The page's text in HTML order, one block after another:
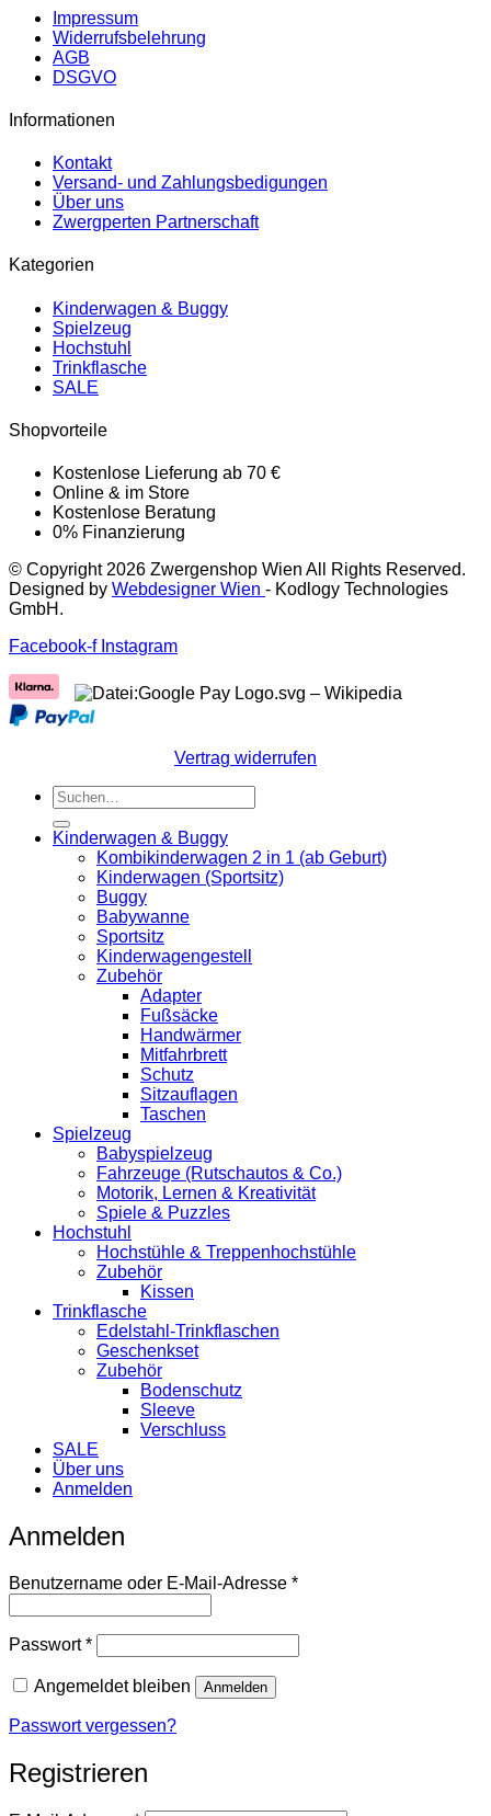
Impressum
Widerrufsbelehrung
AGB
DSGVO
Informationen
Kontakt
Versand- und Zahlungsbedigungen
Über uns
Zwergperten Partnerschaft
Kategorien
Kinderwagen & Buggy
Spielzeug
Hochstuhl
Trinkflasche
SALE
Shopvorteile
Kostenlose Lieferung ab 70 €
Online & im Store
Kostenlose Beratung
0% Finanzierung
© Copyright 2026 Zwergenshop Wien All Rights Reserved.
Designed by Webdesigner Wien - Kodlogy Technologies
GmbH.
Facebook-f Instagram
Vertrag widerrufen
Suchen
nach:
Kinderwagen & Buggy
Kombikinderwagen 2 in 1 (ab Geburt)
Kinderwagen (Sportsitz)
Buggy
Babywanne
Sportsitz
Kinderwagengestell
Zubehör
Adapter
Fußsäcke
Handwärmer
Mitfahrbrett
Schutz
Sitzauflagen
Taschen
Spielzeug
Babyspielzeug
Fahrzeuge (Rutschautos & Co.)
Motorik, Lernen & Kreativität
Spiele & Puzzles
Hochstuhl
Hochstühle & Treppenhochstühle
Zubehör
Kissen
Trinkflasche
Edelstahl-Trinkflaschen
Geschenkset
Zubehör
Bodenschutz
Sleeve
Verschluss
SALE
Über uns
Anmelden
Anmelden
Benutzername oder E-Mail-Adresse *Erforderlich
Passwort*Erforderlich
Angemeldet bleiben Anmelden
Passwort vergessen?
Registrieren